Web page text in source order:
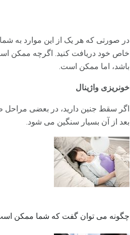
در صورتی که هر یک از این موارد به
خاص خود دریافت کنید. اگرچه ممکن
باشد، اما ممکن است.
خونریزی واژینال
اگر سقط جنین دارید، در بعضی مراحل
بعد از آن بسیار سنگین می شود.
چگونه می توان گفت که شما ممکن